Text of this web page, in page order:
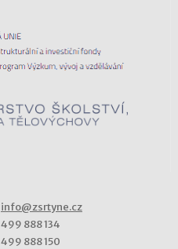
info@zsrtyne.cz
499 888 134
499 888 150